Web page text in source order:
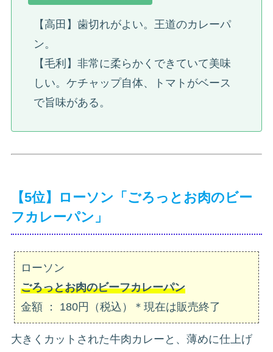
【高田】歯切れがよい。王道のカレーパ
ン。
【毛利】非常に柔らかくできていて美味
しい。ケチャップ自体、トマトがベース
で旨味がある。
【5位】ローソン「ごろっとお肉のビー
フカレーパン」
ローソン
ごろっとお肉のビーフカレーパン
金額 ： 180円（税込）＊現在は販売終了
大きくカットされた牛肉カレーと、薄めに仕上げ